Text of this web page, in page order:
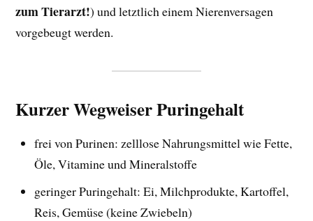
zum Tierarzt!) und letztlich einem Nierenversagen
vorgebeugt werden.
Kurzer Wegweiser Puringehalt
frei von Purinen: zelllose Nahrungsmittel wie Fette,
Öle, Vitamine und Mineralstoffe
geringer Puringehalt: Ei, Milchprodukte, Kartoffel,
Reis, Gemüse (keine Zwiebeln)